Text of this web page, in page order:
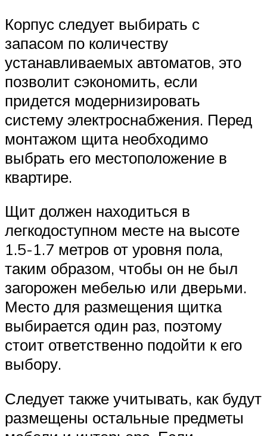
Корпус следует выбирать с
запасом по количеству
устанавливаемых автоматов, это
позволит сэкономить, если
придется модернизировать
систему электроснабжения. Перед
монтажом щита необходимо
выбрать его местоположение в
квартире.
Щит должен находиться в
легкодоступном месте на высоте
1.5-1.7 метров от уровня пола,
таким образом, чтобы он не был
загорожен мебелью или дверьми.
Место для размещения щитка
выбирается один раз, поэтому
стоит ответственно подойти к его
выбору.
Следует также учитывать, как будут
размещены остальные предметы